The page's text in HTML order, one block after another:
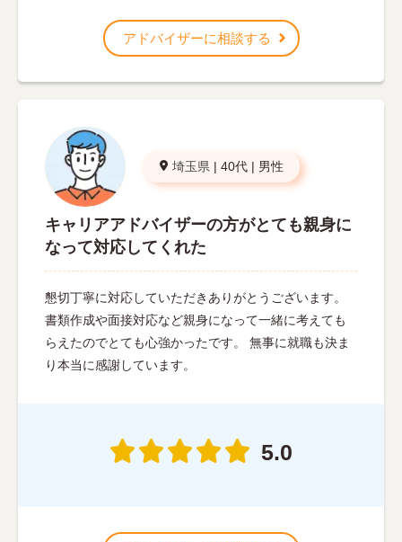
アドバイザーに相談する
埼玉県 | 40代 | 男性
キャリアアドバイザーの方がとても親身に
なって対応してくれた
懇切丁寧に対応していただきありがとうございます。
書類作成や面接対応など親身になって一緒に考えても
らえたのでとても心強かったです。 無事に就職も決ま
り本当に感謝しています。
5.0